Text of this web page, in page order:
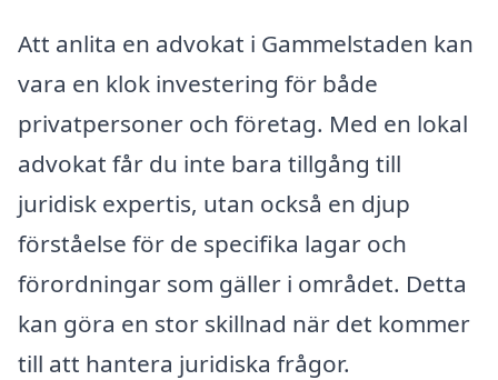
Att anlita en advokat i Gammelstaden kan
vara en klok investering för både
privatpersoner och företag. Med en lokal
advokat får du inte bara tillgång till
juridisk expertis, utan också en djup
förståelse för de specifika lagar och
förordningar som gäller i området. Detta
kan göra en stor skillnad när det kommer
till att hantera juridiska frågor.